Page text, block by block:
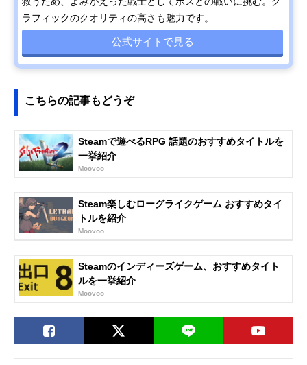
ラフィックのクオリティの高さも魅力です。
公式サイトで見る
こちらの記事もどうぞ
Steamで遊べるRPG 話題のおすすめタイトルを
一挙紹介
Moovoo
Steam楽しむローグライクゲーム おすすめタイ
トルを紹介
Moovoo
Steamのインディーズゲーム、おすすめタイト
ルを一挙紹介
Moovoo